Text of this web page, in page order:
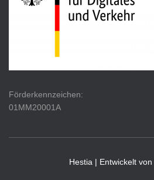
Förderkennzeichen:
01MM20001A
Hestia | Entwickelt von